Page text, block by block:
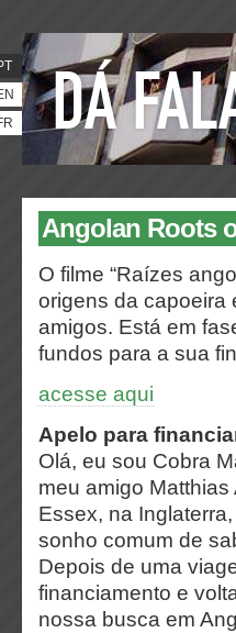
Angolan Roots
O filme “Raízes
origens da capoeira
amigos. Está em
fundos para a sua
acesse aqui
Apelo para
Olá, eu sou Cobra
meu amigo
Essex, na
sonho comum de
Depois de uma
financiamento e
nossa busca em